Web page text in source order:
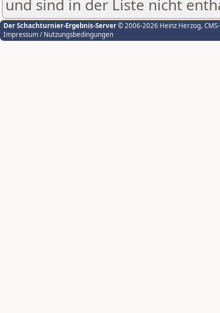
und sind in der Liste nicht
Der Schachturnier-Ergebnis-Server© 2006-2026 Heinz Herzog,
Impressum / Nutzungsbedingungen